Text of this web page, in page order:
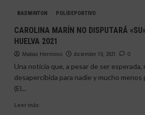
BADMINTON POLIDEPORTIVO
CAROLINA MARÍN NO DISPUTARÁ
HUELVA 2021
Matias Hermoso diciembre 10, 2021 0
Una noticia que, a pesar de ser esperada,
desapercibida para nadie y mucho menos
(El...
Leer másLeer